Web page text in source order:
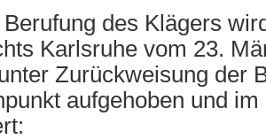
Berufung des Klägers
Karlsruhe vom 23.
Zurückweisung der
aufgehoben und